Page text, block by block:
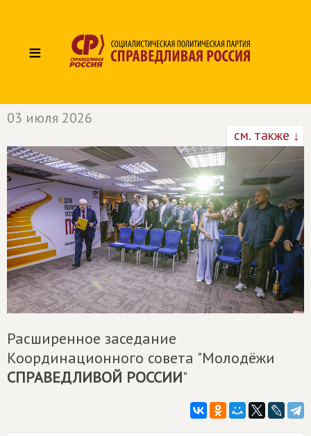
≡
03 июля 2026
см. также ↓
Расширенное заседание
Координационного совета "Молодёжи
СПРАВЕДЛИВОЙ РОССИИ"